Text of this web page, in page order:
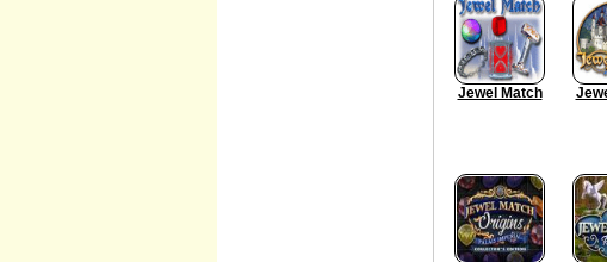
Jewel Match